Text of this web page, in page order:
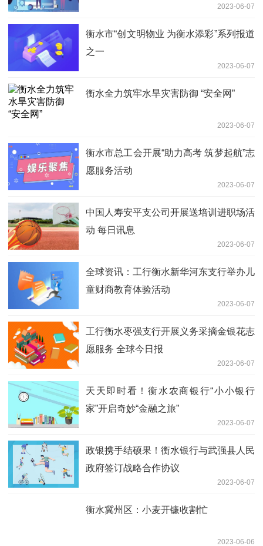
2023-06-07
衡水市“创文明物业 为衡水添彩”系列报道
之一
2023-06-07
衡水全力筑牢水旱灾害防御 “安全网”
2023-06-07
衡水市总工会开展“助力高考 筑梦起航”志
愿服务活动
2023-06-07
中国人寿安平支公司开展送培训进职场活
动 每日讯息
2023-06-07
全球资讯：工行衡水新华河东支行举办儿
童财商教育体验活动
2023-06-07
工行衡水枣强支行开展义务采摘金银花志
愿服务 全球今日报
2023-06-07
天天即时看！衡水农商银行“小小银行
家”开启奇妙“金融之旅”
2023-06-07
政银携手结硕果！衡水银行与武强县人民
政府签订战略合作协议
2023-06-07
衡水冀州区：小麦开镰收割忙
2023-06-06